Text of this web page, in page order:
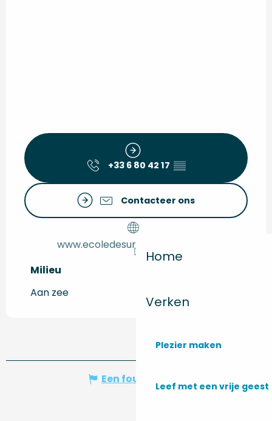
Home
Verken
Plezier maken
Leef met een vrije geest
+33 6 80 42 17 ▒▒
Contacteer ons
www.ecoledesurfmontalivet.com
Milieu
Milieu
Aan zee
Een fout melden